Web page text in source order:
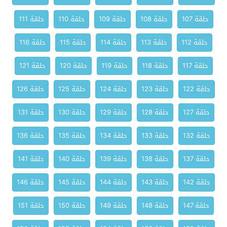
حلقة 107
حلقة 108 حلقة 109 حلقة 110
حلقة 111
حلقة 112
حلقة 113 حلقة 114 حلقة 115
حلقة 116
حلقة 117
حلقة 118 حلقة 119 حلقة 120
حلقة 121
حلقة 122
حلقة 123 حلقة 124 حلقة 125
حلقة 126
حلقة 127
حلقة 128 حلقة 129 حلقة 130
حلقة 131
حلقة 132
حلقة 133 حلقة 134 حلقة 135
حلقة 136
حلقة 137
حلقة 138 حلقة 139 حلقة 140
حلقة 141
حلقة 142
حلقة 143 حلقة 144 حلقة 145
حلقة 146
حلقة 147
حلقة 148 حلقة 149 حلقة 150
حلقة 151